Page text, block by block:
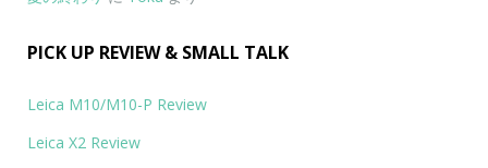
PICK UP REVIEW & SMALL TALK
Leica M10/M10-P Review
Leica X2 Review